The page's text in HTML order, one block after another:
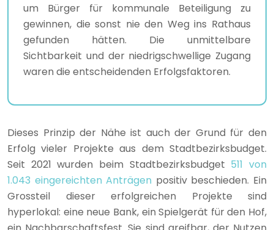
um Bürger für kommunale Beteiligung zu
gewinnen, die sonst nie den Weg ins Rathaus
gefunden hätten. Die unmittelbare
Sichtbarkeit und der niedrigschwellige Zugang
waren die entscheidenden Erfolgsfaktoren.
Dieses Prinzip der Nähe ist auch der Grund für den
Erfolg vieler Projekte aus dem Stadtbezirksbudget.
Seit 2021 wurden beim Stadtbezirksbudget 511 von
1.043 eingereichten Anträgen positiv beschieden. Ein
Grossteil dieser erfolgreichen Projekte sind
hyperlokal: eine neue Bank, ein Spielgerät für den Hof,